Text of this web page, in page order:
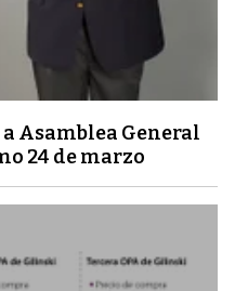
Asamblea General
24 de marzo